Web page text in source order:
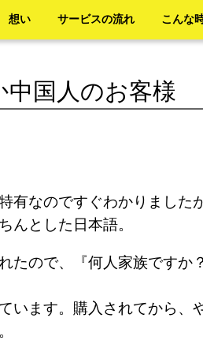
想い サービスの流れ こんな
国人のお客様
有なのですぐわかりました
んとした日本語。
たので、『何人家族ですか
います。購入されてから、
。